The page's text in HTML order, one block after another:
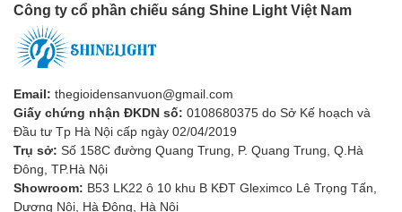
cây và xanh lam.
Đèn LED dây SMD:
(Surface Mount Device) có kích thước nhỏ gọn, giúp đèn
Đèn LED dây chip: Loại đèn này sử dụng chip LED COB
(Chip on Board) có độ sáng cao và tuổi thọ cao hơn.
Công ty cổ phần chiếu sáng Shine Light Việt Nam
Email: thegioidensanvuon@gmail.com
Giấy chứng nhận ĐKDN số: 0108680375 do Sở Kế hoạch và
Đầu tư Tp Hà Nội cấp ngày 02/04/2019
Trụ sở: Số 158C đường Quang Trung, P. Quang Trung, Q.Hà
Đông, TP.Hà Nội
Showroom: B53 LK22 ô 10 khu B KĐT Gleximco Lê Trọng Tấn,
Dương Nội, Hà Đông, Hà Nội